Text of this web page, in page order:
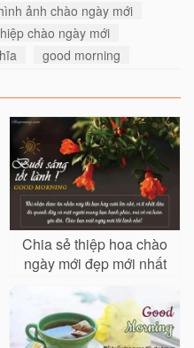
ảnh chào ngày mới
chào ngày mới
good morning
Chia sẻ thiệp hoa chào
ngày mới đẹp mới nhất